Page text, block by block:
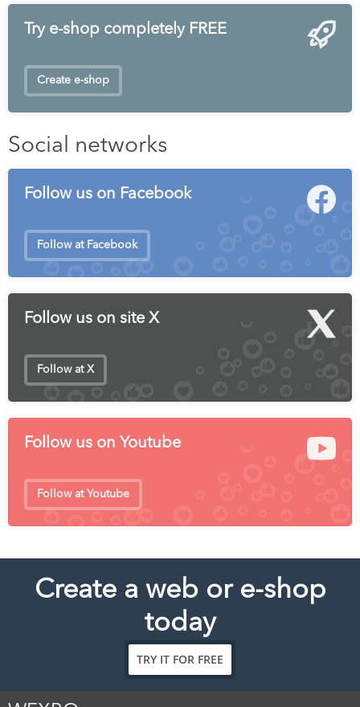
Try e-shop completely FREE
Create e-shop
Social networks
Follow us on Facebook
Follow at Facebook
Follow us on site X
Follow at X
Follow us on Youtube
Follow at Youtube
Create a web or e-shop
today
TRY IT FOR FREE